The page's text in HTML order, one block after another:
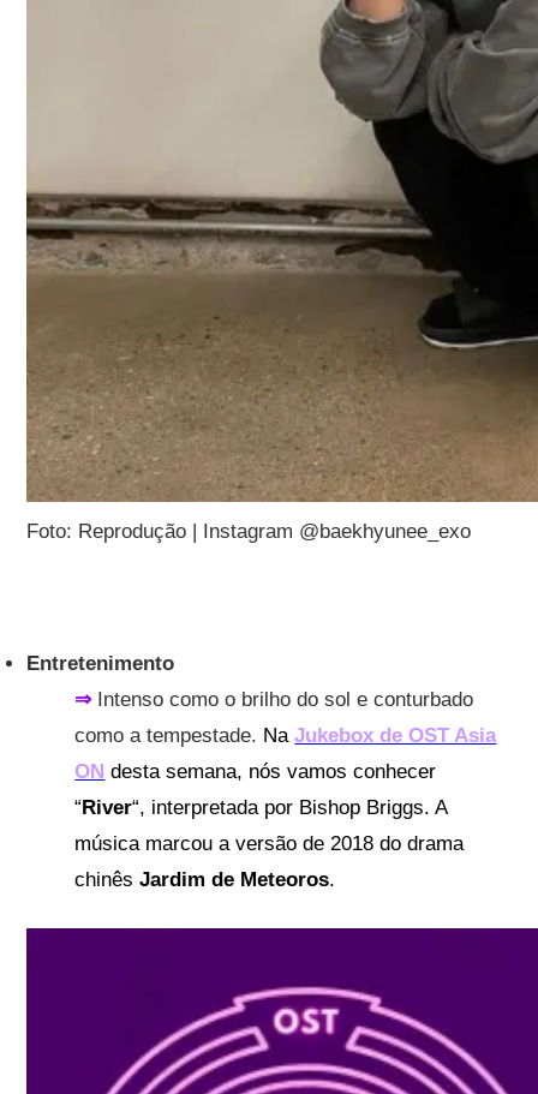
Foto: Reprodução | Instagram @baekhyunee_exo
Entretenimento
⇒ Intenso como o brilho do sol e conturbado
como a tempestade. NaJukebox de OST Asia
ON desta semana, nós vamos conhecer
“ River“, interpretada por Bishop Briggs. A
música marcou a versão de 2018 do drama
chinêsJardim de Meteoros.